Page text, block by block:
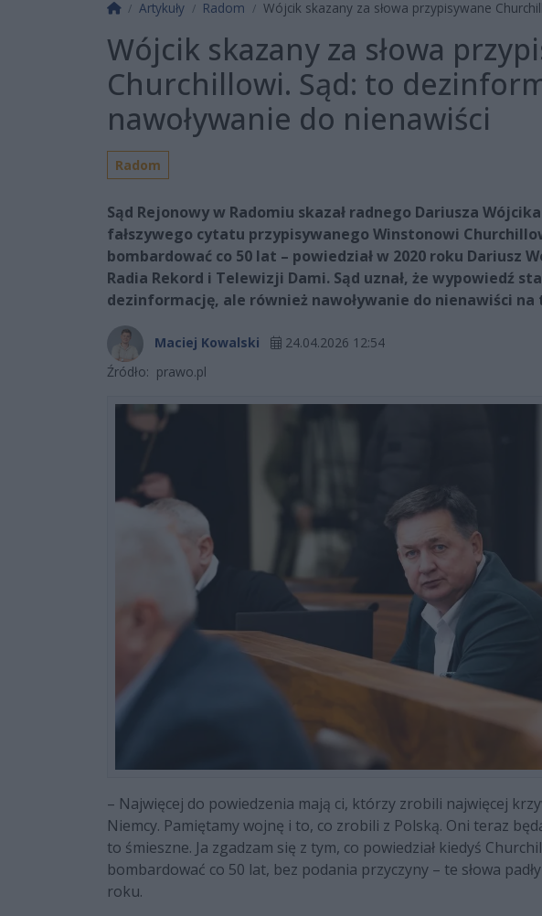
Strona główna
Artykuły Radom Wójcik skazany za słowa przypisywane
Wójcik skazany za słowa
Churchillowi. Sąd: to
nawoływanie do nienawiści
Radom
Sąd Rejonowy w Radomiu skazał radnego Dariusza
fałszywego cytatu przypisywanego Winstonowi
bombardować co 50 lat – powiedział w 2020 roku Dariusz
Radia Rekord i Telewizji Dami. Sąd uznał, że wypowiedź
dezinformację, ale również nawoływanie do nienawiści
Maciej Kowalski
24.04.2026 12:54
Źródło: prawo.pl
– Najwięcej do powiedzenia mają ci, którzy zrobili najwięcej
Niemcy. Pamiętamy wojnę i to, co zrobili z Polską. Oni teraz
to śmieszne. Ja zgadzam się z tym, co powiedział kiedyś
bombardować co 50 lat, bez podania przyczyny – te słowa
roku.